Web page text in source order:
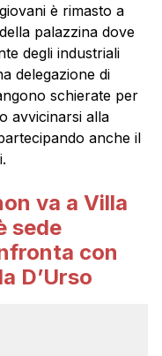
è rimasto a
palazzina dove
degli industriali
delegazione di
schierate per
avvicinarsi alla
anche il
va a Villa
sede
con
D’Urso